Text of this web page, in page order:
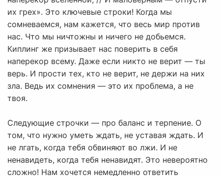
их грех». Это ключевые строки! Когда мы
сомневаемся, нам кажется, что весь мир против
нас. Что мы ничтожны и ничего не добьемся.
Киплинг же призывает нас поверить в себя
наперекор всему. Даже если никто не верит — ты
верь. И прости тех, кто не верит, не держи на них
зла. Ведь их сомнения — это их проблема, а не
твоя.
Следующие строчки — про баланс и терпение. О
том, что нужно уметь ждать, не уставая ждать. И
не лгать, когда тебя обвиняют во лжи. И не
ненавидеть, когда тебя ненавидят. Это невероятно
сложно! Нам хочется немедленно ответить